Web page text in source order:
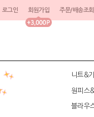
로그인 회원가입 주문/배송조회
니트&
원피스
블라우